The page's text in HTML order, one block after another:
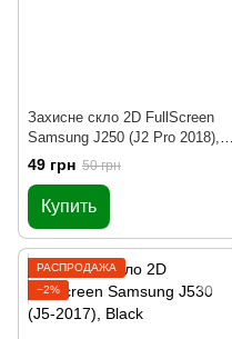
Захисне скло 2D FullScreen
Samsung J250 (J2 Pro 2018),
Gold
49 грн 50 грн
Купить
РАСПРОДАЖА
−2%